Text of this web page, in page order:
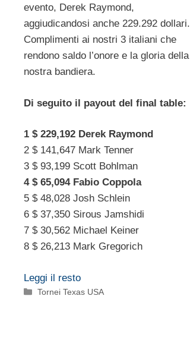
evento, Derek Raymond,
aggiudicandosi anche 229.292 dollari.
Complimenti ai nostri 3 italiani che
rendono saldo l’onore e la gloria della
nostra bandiera.
Di seguito il payout del final table:
1 $ 229,192 Derek Raymond
2 $ 141,647 Mark Tenner
3 $ 93,199 Scott Bohlman
4 $ 65,094 Fabio Coppola
5 $ 48,028 Josh Schlein
6 $ 37,350 Sirous Jamshidi
7 $ 30,562 Michael Keiner
8 $ 26,213 Mark Gregorich
Leggi il resto
Categorie
Tornei Texas USA